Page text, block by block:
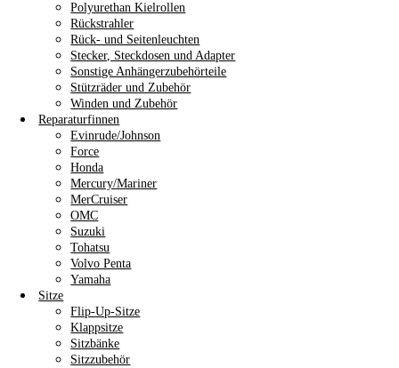
Polyurethan Kielrollen
Rückstrahler
Rück- und Seitenleuchten
Stecker, Steckdosen und Adapter
Sonstige Anhängerzubehörteile
Stützräder und Zubehör
Winden und Zubehör
Reparaturfinnen
Evinrude/Johnson
Force
Honda
Mercury/Mariner
MerCruiser
OMC
Suzuki
Tohatsu
Volvo Penta
Yamaha
Sitze
Flip-Up-Sitze
Klappsitze
Sitzbänke
Sitzzubehör